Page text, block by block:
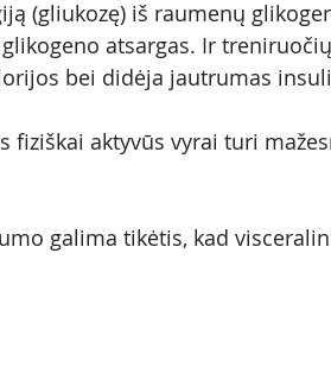
(gliukozę) iš raumenų
atsargas. Ir
bei didėja jautrumas
fiziškai aktyvūs vyrai turi
galima tikėtis, kad